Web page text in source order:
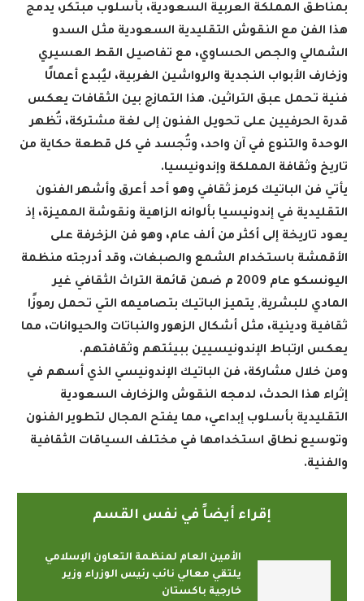
بمناطق المملكة العربية السعودية، بأسلوب مبتكر، يدمج
هذا الفن مع النقوش التقليدية السعودية مثل السدو
الشمالي والجص الحساوي، مع تفاصيل القط العسيري
وزخارف الأبواب النجدية والرواشين الغربية، ليُبدع أعمالًا
فنية تحمل عبق التراثين. هذا التمازج بين الثقافات يعكس
قدرة الحرفيين على تحويل الفنون إلى لغة مشتركة، تُظهر
الوحدة والتنوع في آن واحد، وتُجسد في كل قطعة حكاية من
تاريخ وثقافة المملكة وإندونيسيا.
يأتي فن الباتيك كرمز ثقافي وهو أحد أعرق وأشهر الفنون
التقليدية في إندونيسيا بألوانه الزاهية ونقوشة المميزة، إذ
يعود تاريخة إلى أكثر من ألف عام، وهو فن الزخرفة على
الأقمشة باستخدام الشمع والصبغات، وقد أدرجته منظمة
اليونسكو عام 2009 م ضمن قائمة التراث الثقافي غير
المادي للبشرية, يتميز الباتيك بتصاميمه التي تحمل رموزًا
ثقافية ودينية، مثل أشكال الزهور والنباتات والحيوانات، مما
يعكس ارتباط الإندونيسيين ببيئتهم وثقافتهم.
ومن خلال مشاركة، فن الباتيك الإندونيسي الذي أسهم في
إثراء هذا الحدث، لدمجه النقوش والزخارف السعودية
التقليدية بأسلوب إبداعي، مما يفتح المجال لتطوير الفنون
وتوسيع نطاق استخدامها في مختلف السياقات الثقافية
والفنية.
إقراء أيضاً في نفس القسم
الأمين العام لمنظمة التعاون الإسلامي
يلتقي معالي نائب رئيس الوزراء وزير
خارجية باكستان